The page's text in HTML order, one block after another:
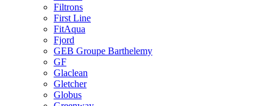
Filtrons
First Line
FitAqua
Fjord
GEB Groupe Barthelemy
GF
Glaclean
Gletcher
Globus